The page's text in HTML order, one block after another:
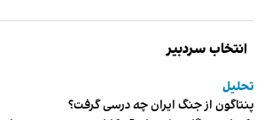
انتخاب سردبیر
تحلیل
پنتاگون از جنگ ایران چه درسی گرفت؟